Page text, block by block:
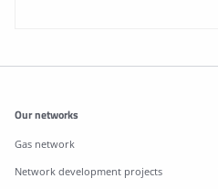
Additonal information
Our networks
Gas network
Network development projects